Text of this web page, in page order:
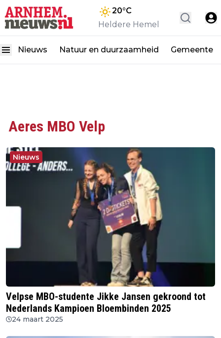
20°C
Heldere Hemel
Nieuws Natuur en duurzaamheid Gemeente
Aeres MBO Velp
Nieuws
Velpse MBO-studente Jikke Jansen gekroond tot
Nederlands Kampioen Bloembinden 2025
24 maart 2025